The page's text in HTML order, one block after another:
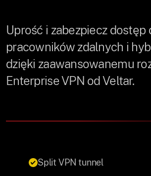
Uprość i zabezpiecz dostęp
pracowników zdalnych i
dzięki zaawansowanemu
Enterprise VPN od Veltar.
Split VPN tunnel